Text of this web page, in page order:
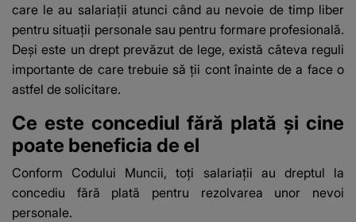
care le au salariații atunci când au nevoie de timp liber
pentru situații personale sau pentru formare profesională.
Deși este un drept prevăzut de lege, există câteva reguli
importante de care trebuie să ții cont înainte de a face o
astfel de solicitare.
Ce este concediul fără plată și cine
poate beneficia de el
Conform Codului Muncii, toți salariații au dreptul la
concediu fără plată pentru rezolvarea unor nevoi
personale.